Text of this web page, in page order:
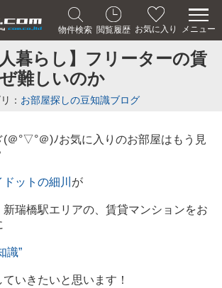
物件検索 閲覧履歴 お気に入り メニュー
人暮らし】フリーターの賃
難しいのか
： お部屋探しの豆知識ブログ
(＠°▽°＠)ﾉお気に入りのお部屋はもう見
ットの細川 が
瑞橋駅エリアの、賃貸マンションをお
識”
いきたいと思います！